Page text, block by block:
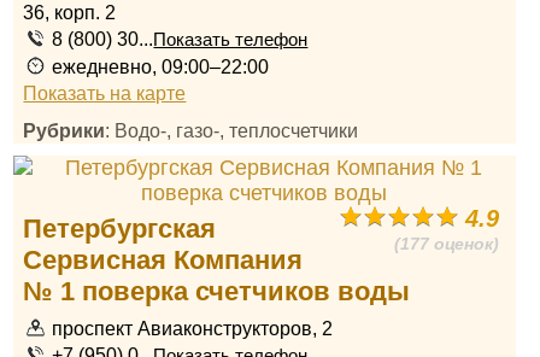
36, корп. 2
8 (800) 30...Показать телефон
ежедневно, 09:00–22:00
Показать на карте
Рубрики: Водо-, газо-, теплосчетчики
4.9
(177 оценок)
Петербургская
Сервисная Компания
№ 1 поверка счетчиков воды
проспект Авиаконструкторов, 2